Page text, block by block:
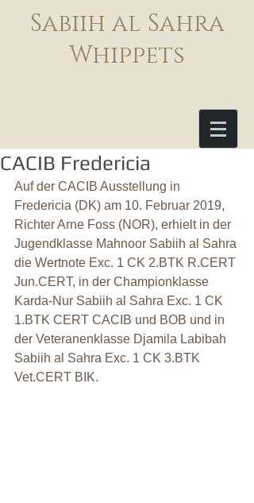
Sabiih al Sahra
Whippets
CACIB Fredericia
Auf der CACIB Ausstellung in
Fredericia (DK) am 10. Februar 2019,
Richter Arne Foss (NOR), erhielt in der
Jugendklasse Mahnoor Sabiih al Sahra
die Wertnote Exc. 1 CK 2.BTK R.CERT
Jun.CERT, in der Championklasse
Karda-Nur Sabiih al Sahra Exc. 1 CK
1.BTK CERT CACIB und BOB und in
der Veteranenklasse Djamila Labibah
Sabiih al Sahra Exc. 1 CK 3.BTK
Vet.CERT BIK.